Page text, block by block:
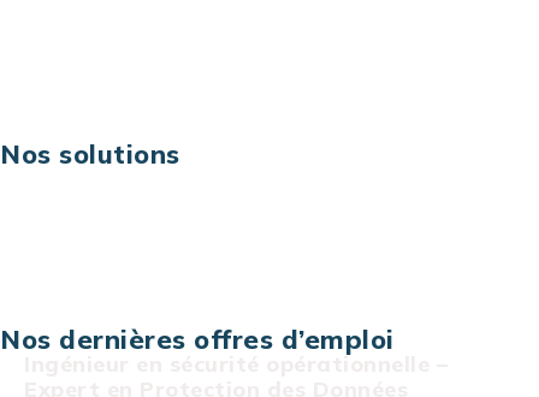
Nos solutions
Nos dernières offres d’emploi
Ingénieur en sécurité opérationnelle –